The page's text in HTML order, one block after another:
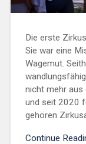
Die erste
Sie war eine
Wagemut.
nicht mehr aus
und seit 2020
gehören
Continue